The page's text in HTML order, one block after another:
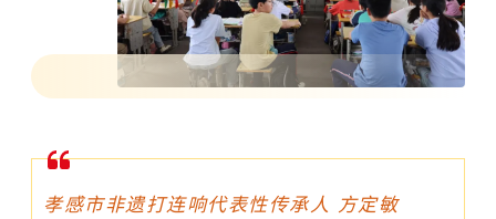
孝感市非遗打连响代表性传承人 方定敏